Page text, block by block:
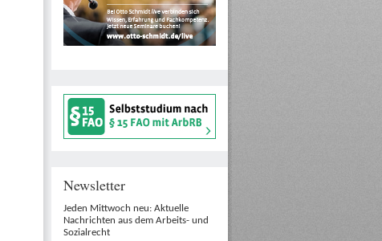
Newsletter
Jeden Mittwoch neu: Aktuelle
Nachrichten aus dem Arbeits- und
Sozialrecht